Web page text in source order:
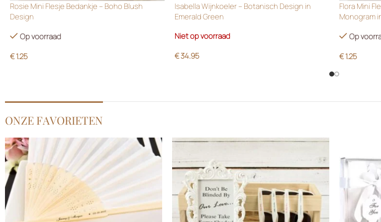
Rosie Mini Flesje Bedankje – Boho Blush
Design
Op voorraad
€1.25
Isabella Wijnkoeler – Botanisch Design in
Emerald Green
Niet op voorraad
€34.95
Flora Mini
Monogram
Op
€1.25
ONZE FAVORIETEN